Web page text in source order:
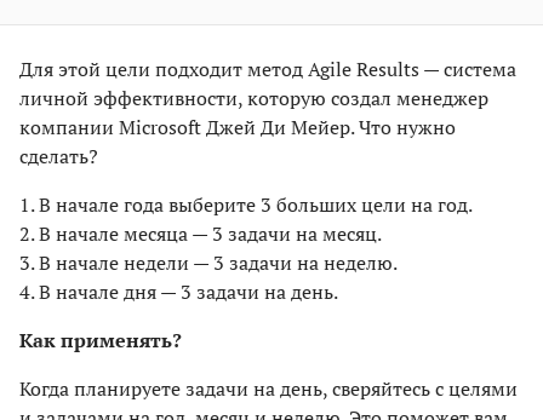
Для этой цели подходит метод Agile Results — система
личной эффективности, которую создал менеджер
компании Microsoft Джей Ди Мейер. Что нужно
сделать?
1. В начале года выберите 3 больших цели на год.
2. В начале месяца — 3 задачи на месяц.
3. В начале недели — 3 задачи на неделю.
4. В начале дня — 3 задачи на день.
Как применять?
Когда планируете задачи на день, сверяйтесь с целями